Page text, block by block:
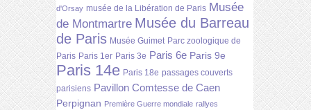
d'Orsay musée de la Libération de Paris Musée
de Montmartre Musée du Barreau
de Paris Musée Guimet Parc zoologique de
Paris Paris 1er Paris 3e Paris 6e Paris 9e
Paris 14e Paris 18e passages couverts
parisiens Pavillon Comtesse de Caen
Perpignan Première Guerre mondiale rallyes